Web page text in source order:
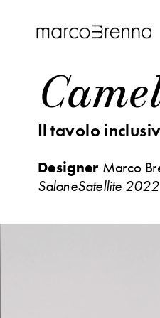
Il tavolo
Designer Marco
SaloneSatellite